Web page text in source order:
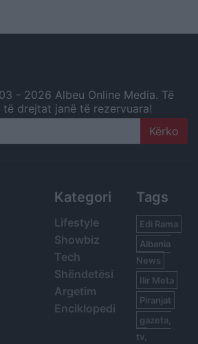
- 2026 Albeu Online Media. Të
të drejtat janë të rezervuara!
Kategori
Lifestyle
Showbiz
Tech
Shëndetësi
Argetim
Enciklopedi
Tags
Edi Rama
Albania
News
Ilir Meta
Piranjat
gazeta,
tv,